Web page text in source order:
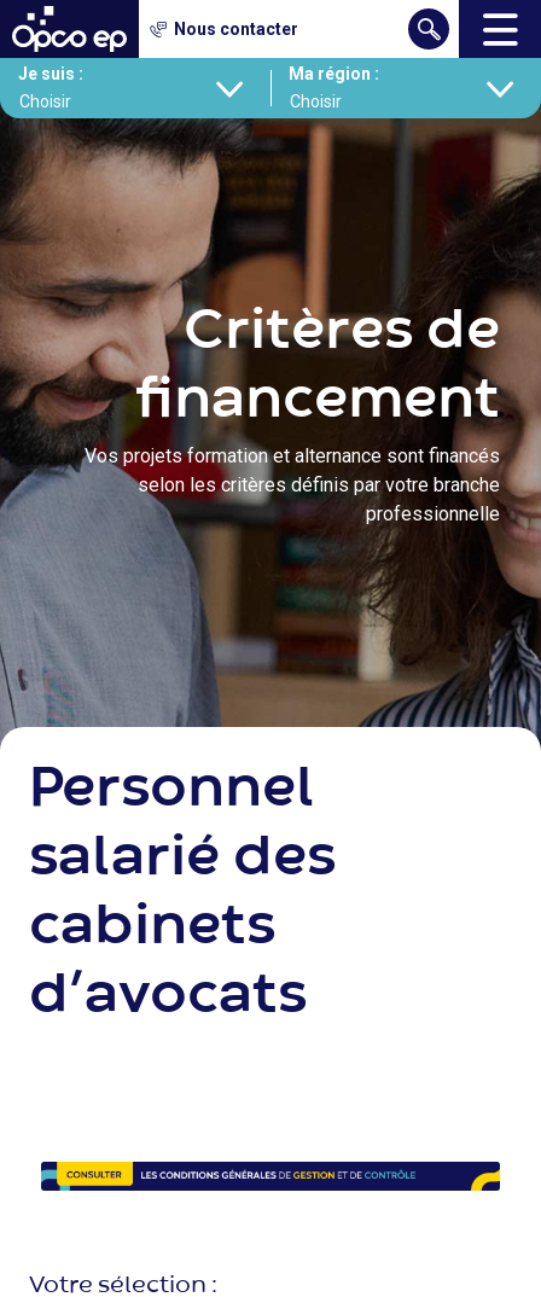
Gestion des cookies
Aller
contenu
principal
Je suis : Ma région :
Nous contacter
Contenu
Critères de
financement
Vos projets formation et alternance sont financés
selon les critères définis par votre branche
professionnelle
Personnel
salarié des
cabinets
d’avocats
Image
Votre sélection :